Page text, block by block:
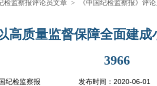
检监察报评论员文章 > 《中国纪检监察报》评
高质量监督保障全面建
3966
纪检监察报 发布时间： 2020-06-01